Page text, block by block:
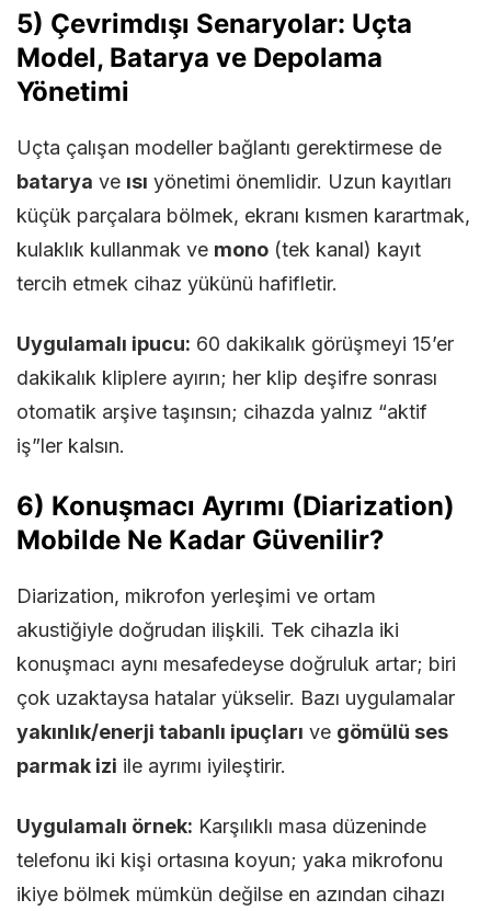
5) Çevrimdışı Senaryolar: Uçta
Model, Batarya ve Depolama
Yönetimi
Uçta çalışan modeller bağlantı gerektirmese de
batarya ve ısı yönetimi önemlidir. Uzun kayıtları
küçük parçalara bölmek, ekranı kısmen karartmak,
kulaklık kullanmak ve mono (tek kanal) kayıt
tercih etmek cihaz yükünü hafifletir.
Uygulamalı ipucu: 60 dakikalık görüşmeyi 15’er
dakikalık kliplere ayırın; her klip deşifre sonrası
otomatik arşive taşınsın; cihazda yalnız “aktif
iş”ler kalsın.
6) Konuşmacı Ayrımı (Diarization)
Mobilde Ne Kadar Güvenilir?
Diarization, mikrofon yerleşimi ve ortam
akustiğiyle doğrudan ilişkili. Tek cihazla iki
konuşmacı aynı mesafedeyse doğruluk artar; biri
çok uzaktaysa hatalar yükselir. Bazı uygulamalar
yakınlık/enerji tabanlı ipuçları ve gömülü ses
parmak izi ile ayrımı iyileştirir.
Uygulamalı örnek: Karşılıklı masa düzeninde
telefonu iki kişi ortasına koyun; yaka mikrofonu
ikiye bölmek mümkün değilse en azından cihazı